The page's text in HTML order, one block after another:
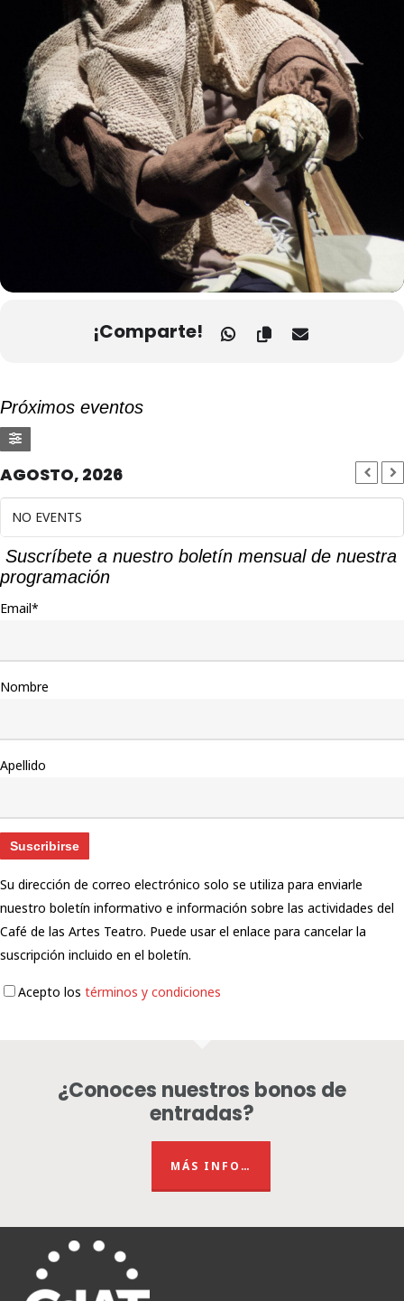
¡Comparte!
Próximos eventos
AGOSTO, 2026
NO EVENTS
Suscríbete a nuestro boletín mensual de nuestra
programación
Email*
Nombre
Apellido
Su dirección de correo electrónico solo se utiliza para enviarle
nuestro boletín informativo e información sobre las actividades del
Café de las Artes Teatro. Puede usar el enlace para cancelar la
suscripción incluido en el boletín.
Acepto los términos y condiciones
¿Conoces nuestros bonos de
entradas?
MÁS INFO…